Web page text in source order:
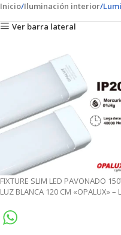
Inicio Iluminación interior
Ver barra lateral
FIXTURE SLIM LED PAVONADO
LUZ BLANCA 120 CM «OPALUX» –